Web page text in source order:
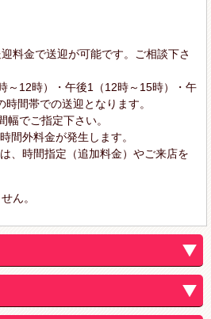
料金で送迎が可能です。ご相談下さ
～12時）・午後1（12時～15時）・午
間帯での送迎となります。
でご指定下さい。
間外料金が発生します。
、時間指定（追加料金）やご来店を
ん。